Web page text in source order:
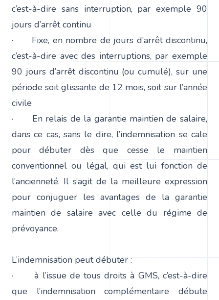
c’est-à-dire sans interruption, par exemple 90
jours d’arrêt continu
· Fixe, en nombre de jours d’arrêt discontinu,
c’est-à-dire avec des interruptions, par exemple
90 jours d’arrêt discontinu (ou cumulé), sur une
période soit glissante de 12 mois, soit sur l’année
civile
· En relais de la garantie maintien de salaire,
dans ce cas, sans le dire, l’indemnisation se cale
pour débuter dès que cesse le maintien
conventionnel ou légal, qui est lui fonction de
l’ancienneté. Il s’agit de la meilleure expression
pour conjuguer les avantages de la garantie
maintien de salaire avec celle du régime de
prévoyance.
L’indemnisation peut débuter :
· à l’issue de tous droits à GMS, c’est-à-dire
que l’indemnisation complémentaire débute